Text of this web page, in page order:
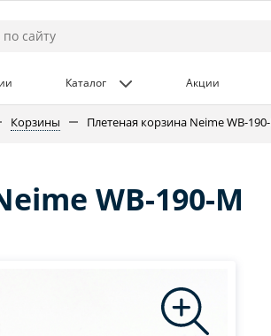
Каталог Акции
Корзины Плетеная корзина Neime WB-
WB-190-M